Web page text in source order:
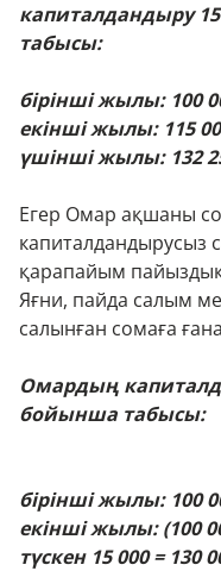
капиталдандыру
табысы:
бірінші жылы: 100
екінші жылы: 115
үшінші жылы: 132
Егер Омар ақшаны
капиталдандырусыз
қарапайым
Яғни, пайда салым
салынған сомаға
Омардың
бойынша табысы:
бірінші жылы: 100
екінші жылы: (100
түскен 15 000 = 130